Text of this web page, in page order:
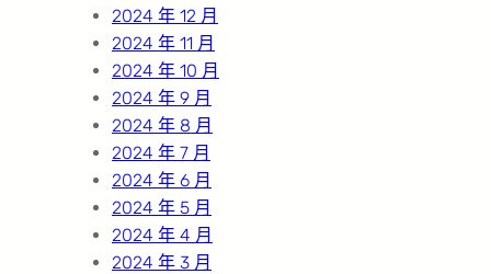
2024 年 12 月
2024 年 11 月
2024 年 10 月
2024 年 9 月
2024 年 8 月
2024 年 7 月
2024 年 6 月
2024 年 5 月
2024 年 4 月
2024 年 3 月